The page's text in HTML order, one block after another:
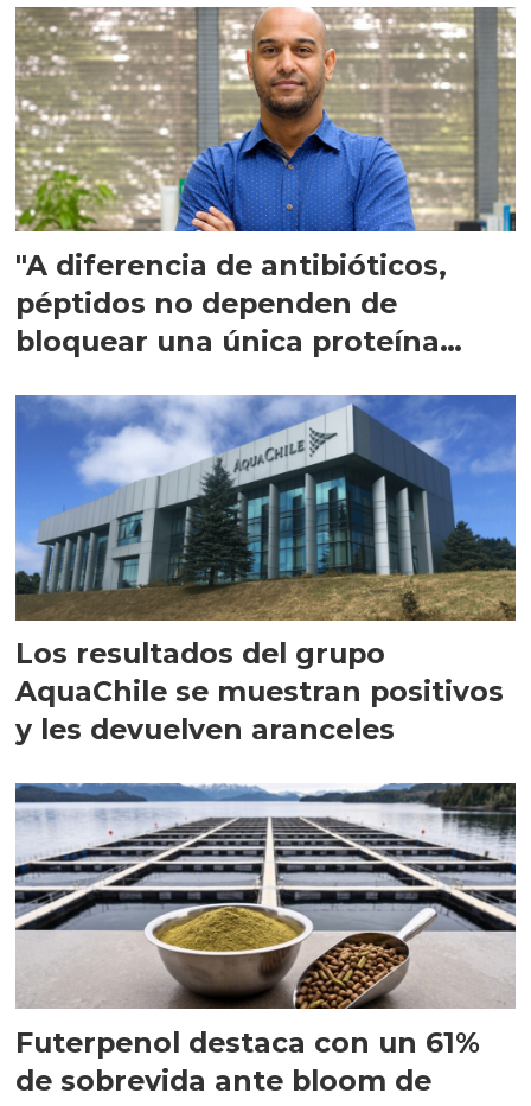
"A diferencia de antibióticos,
péptidos no dependen de
bloquear una única proteína
Los resultados del grupo
AquaChile se muestran positivos
y les devuelven aranceles
Futerpenol destaca con un 61%
de sobrevida ante bloom de